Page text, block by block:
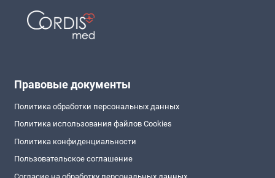
Правовые документы
Политика обработки персональных данных
Политика использования файлов Cookies
Политика конфиденциальности
Пользовательское соглашение